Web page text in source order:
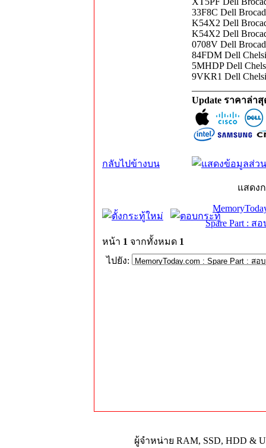
33F8C Dell
K54X2 Dell
K54X2 Dell
0708V Dell
84FDM Dell
5MHDP Dell
9VKR1 Dell
Update ราคาล่า
กลับไปข้างบน
แสดง
Spare Part : ส
หน้า 1 จากทั้งหมด 1
ไปยัง:
ผู้จำหน่าย RAM, SSD, HDD &